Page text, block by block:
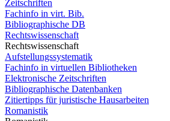
Zeitschriften
Fachinfo in virt. Bib.
Bibliographische DB
Rechtswissenschaft
Rechtswissenschaft
Aufstellungssystematik
Fachinfo in virtuellen Bibliotheken
Elektronische Zeitschriften
Bibliographische Datenbanken
Zitiertipps für juristische Hausarbeiten
Romanistik